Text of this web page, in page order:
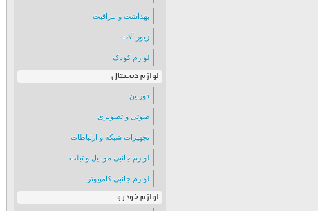
بهداشت و مراقبت
زیور آلات
لوازم کودک
لوازم دیجیتال
دوربین
صوتی و تصویری
تجهیزات شبکه و ارتباطات
لوازم جانبی موبایل و تبلت
لوازم جانبی کامپیوتر
لوازم خودرو